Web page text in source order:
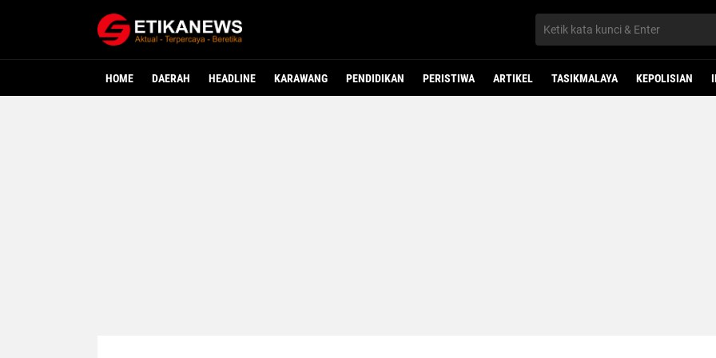
HOME DAERAH HEADLINE KARAWANG PENDIDIKAN PERISTIWA ARTIKEL TASIKMALAYA KEPOLISIAN